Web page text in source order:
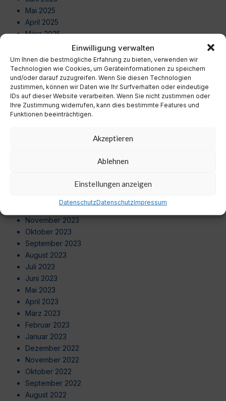
Einwilligung verwalten
Um Ihnen die bestmögliche Erfahrung zu bieten, verwenden wir
Technologien wie Cookies, um Geräteinformationen zu speichern
und/oder darauf zuzugreifen. Wenn Sie diesen Technologien
zustimmen, können wir Daten wie Ihr Surfverhalten oder eindeutige
IDs auf dieser Website verarbeiten. Wenn Sie nicht zustimmen oder
Ihre Zustimmung widerrufen, kann dies bestimmte Features und
Funktionen beeinträchtigen.
Akzeptieren
Ablehnen
Einstellungen anzeigen
DatenschutzDatenschutzImpressum
Mai 2025
April 2025
März 2025
Januar 2025
Dezember 2024
November 2024
Oktober 2024
September 2024
August 2024
Dezember 2023
November 2023
Oktober 2023
September 2023
August 2023
Juli 2023
Juni 2023
Mai 2023
April 2023
März 2023
Februar 2023
Januar 2023
Dezember 2022
November 2022
Oktober 2022
September 2022
August 2022